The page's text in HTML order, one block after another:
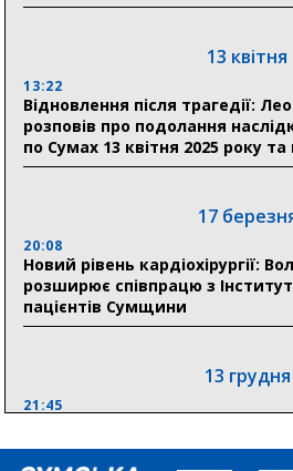
17:52
«Укрексімбанк» припиняє
Пенсійному фонді Сумщини
людям
Артем Кобзар вручив родинам
відзнаки «Почесного
30 липня
19:38
здобула головну відзнаку в
13 квітня
13:22
Відновлення після трагедії:
розповів про подолання
по Сумах 13 квітня 2025 року
17
20:08
Новий рівень кардіохірургії:
розширює співпрацю з
пацієнтів Сумщини
13 грудня
21:45
збільшити завантаження
виробників”, – нардеп Максим